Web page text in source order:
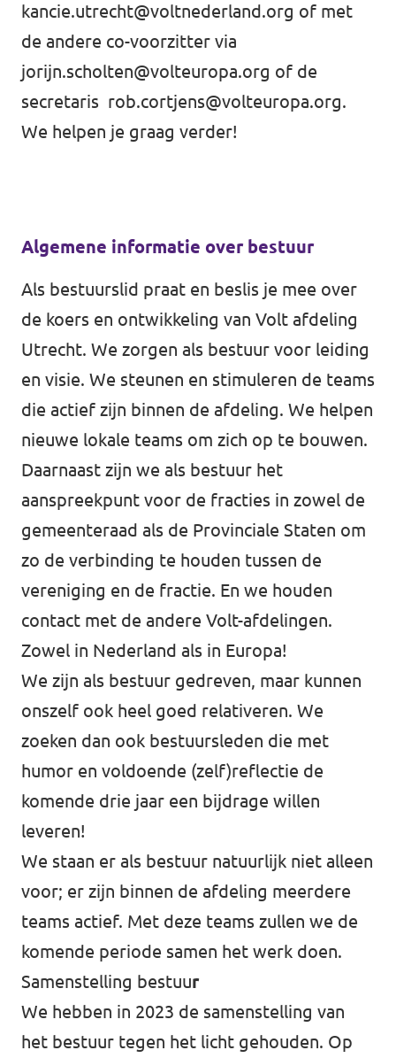
kancie.utrecht@voltnederland.org of met
de andere co-voorzitter via
jorijn.scholten@volteuropa.org of de
secretaris rob.cortjens@volteuropa.org.
We helpen je graag verder!
Algemene informatie over bestuur
Als bestuurslid praat en beslis je mee over
de koers en ontwikkeling van Volt afdeling
Utrecht. We zorgen als bestuur voor leiding
en visie. We steunen en stimuleren de teams
die actief zijn binnen de afdeling. We helpen
nieuwe lokale teams om zich op te bouwen.
Daarnaast zijn we als bestuur het
aanspreekpunt voor de fracties in zowel de
gemeenteraad als de Provinciale Staten om
zo de verbinding te houden tussen de
vereniging en de fractie. En we houden
contact met de andere Volt-afdelingen.
Zowel in Nederland als in Europa!
We zijn als bestuur gedreven, maar kunnen
onszelf ook heel goed relativeren. We
zoeken dan ook bestuursleden die met
humor en voldoende (zelf)reflectie de
komende drie jaar een bijdrage willen
leveren!
We staan er als bestuur natuurlijk niet alleen
voor; er zijn binnen de afdeling meerdere
teams actief. Met deze teams zullen we de
komende periode samen het werk doen.
Samenstelling bestuur
We hebben in 2023 de samenstelling van
het bestuur tegen het licht gehouden. Op